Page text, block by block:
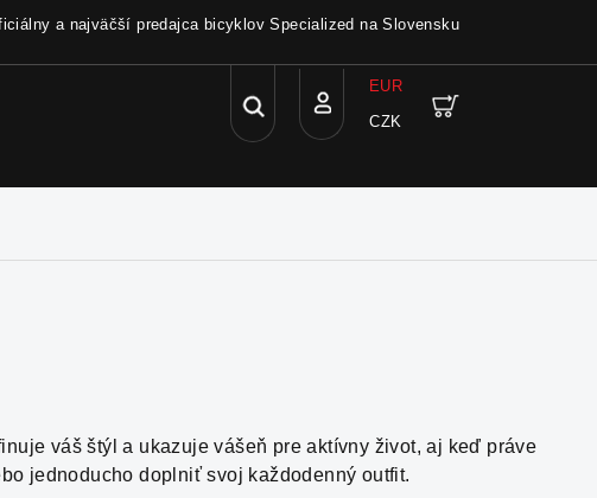
a najväčší predajca bicyklov Specialized na Slovensku
Hľadať
Prihlásenie
EUR
CZK
košík
váš štýl a ukazuje vášeň pre aktívny život, aj keď práve
jednoducho doplniť svoj každodenný outfit.